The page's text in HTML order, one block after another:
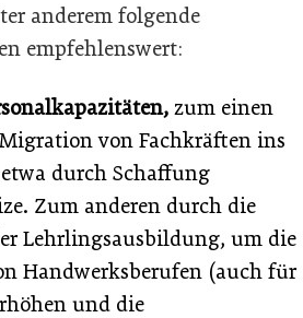
anderem folgende
empfehlenswert:
zum einen
von Fachkräften ins
durch Schaffung
Zum anderen durch die
Lehrlingsausbildung, um die
Handwerksberufen (auch für
und die